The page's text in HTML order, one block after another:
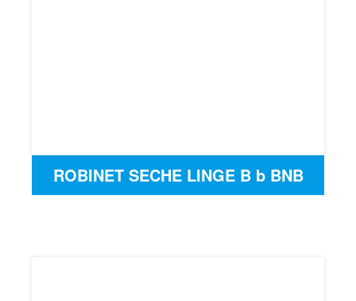
ROBINET SECHE LINGE B b BNB